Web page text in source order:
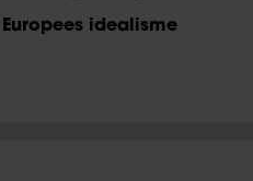
idealisme